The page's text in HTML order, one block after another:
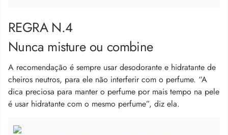
REGRA N.4
Nunca misture ou combine
A recomendação é sempre usar desodorante e hidratante de
cheiros neutros, para ele não interferir com o perfume. “A
dica preciosa para manter o perfume por mais tempo na pele
é usar hidratante com o mesmo perfume”, diz ela.